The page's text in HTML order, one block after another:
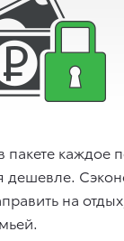
пакете каждое
дешевле.
на